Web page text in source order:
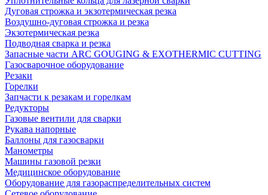
Дуговая строжка и экзотермическая резка
Воздушно-дуговая строжка и резка
Экзотермическая резка
Подводная сварка и резка
Запасные части ARC GOUGING & EXOTHERMIC CUTTING
Газосварочное оборудование
Резаки
Горелки
Запчасти к резакам и горелкам
Редукторы
Газовые вентили для сварки
Рукава напорные
Баллоны для газосварки
Манометры
Машины газовой резки
Медицинское оборудование
Оборудование для газораспределительных систем